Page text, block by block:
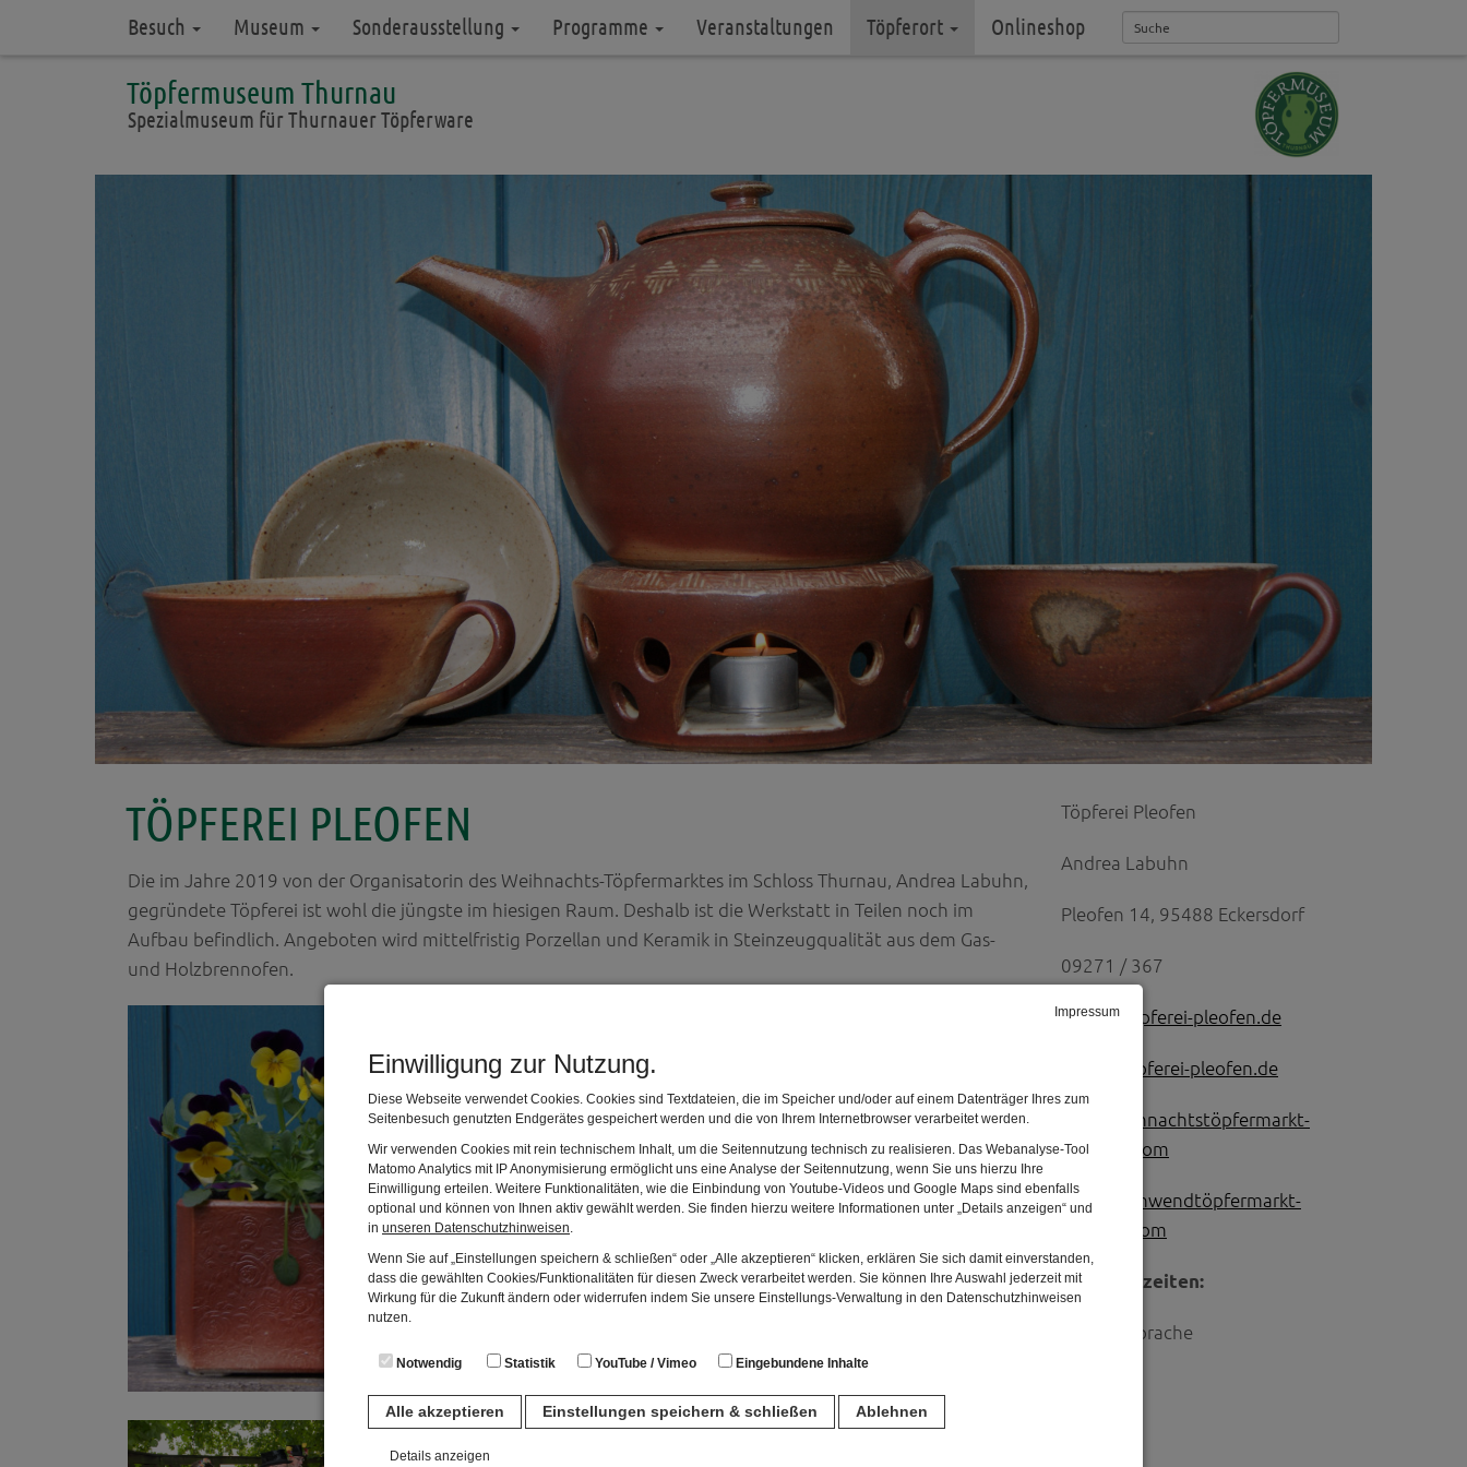
Impressum
Einwilligung zur Nutzung.
Diese Webseite verwendet Cookies. Cookies sind Textdateien, die im Speicher und/oder auf einem Datenträger Ihres zum
Seitenbesuch genutzten Endgerätes gespeichert werden und die von Ihrem Internetbrowser verarbeitet werden.
Wir verwenden Cookies mit rein technischem Inhalt, um die Seitennutzung technisch zu realisieren. Das Webanalyse-Tool
Matomo Analytics mit IP Anonymisierung ermöglicht uns eine Analyse der Seitennutzung, wenn Sie uns hierzu Ihre
Einwilligung erteilen. Weitere Funktionalitäten, wie die Einbindung von Youtube-Videos und Google Maps sind ebenfalls
optional und können von Ihnen aktiv gewählt werden. Sie finden hierzu weitere Informationen unter „Details anzeigen“ und
in unseren Datenschutzhinweisen
Wenn Sie auf „Einstellungen speichern & schließen“ oder „Alle akzeptieren“ klicken, erklären Sie sich damit einverstanden,
dass die gewählten Cookies/Funktionalitäten für diesen Zweck verarbeitet werden. Sie können Ihre Auswahl jederzeit mit
Wirkung für die Zukunft ändern oder widerrufen indem Sie unsere Einstellungs-Verwaltung in den Datenschutzhinweisen
nutzen.
Notwendig Statistik YouTube / Vimeo Eingebundene Inhalte
Alle akzeptieren Einstellungen speichern & schließen Ablehnen
Details anzeigen
Besuch Museum Sonderausstellung Programme Veranstaltungen Töpferort Onlineshop
Töpfermuseum Thurnau
Spezialmuseum für Thurnauer Töpferware
TÖPFEREI PLEOFEN
Die im Jahre 2019 von der Organisatorin des Weihnachts-Töpfermarktes im Schloss Thurnau, Andrea Labuhn,
gegründete Töpferei ist wohl die jüngste im hiesigen Raum. Deshalb ist die Werkstatt in Teilen noch im
Aufbau befindlich. Angeboten wird mittelfristig Porzellan und Keramik in Steinzeugqualität aus dem Gas-
und Holzbrennofen.
Ausflugstipp
Töpferei Pleofen
Andrea Labuhn
Pleofen 14, 95488 Eckersdorf
09271 / 367
info@toepferei-pleofen.de
www.toepferei-pleofen.de
www.weihnachtstöpfermarkt-
thurnau.com
www.sonnwendtöpfermarkt-
berneck.com
Öffnungszeiten:
nach Absprache